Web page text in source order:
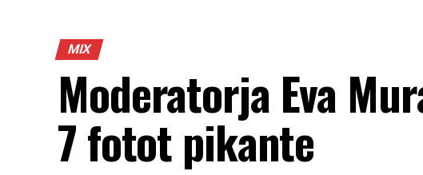
MIX
Moderatorja Eva
7 fotot pikante